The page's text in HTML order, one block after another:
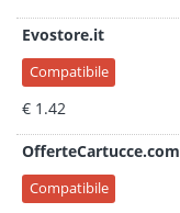
Evostore.it
Compatibile
€ 1.42
OfferteCartucce.com
Compatibile